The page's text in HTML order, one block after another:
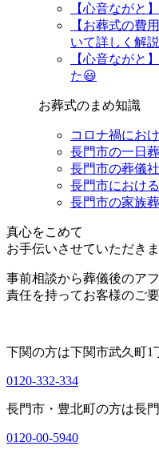
【心音ながと
【お葬式の費
いて詳しく解説
【心音ながと
た😃
お葬式のまめ知識
コロナ禍にお
長門市の一日
長門市の葬儀
長門市におけ
長門市の家族
真心をこめて
お手伝いさせていただき
事前相談から葬儀後のア
責任を持ってお客様のご
下関の方は下関市武久町1
0120-332-334
長門市・豊北町の方は長
0120-00-5940